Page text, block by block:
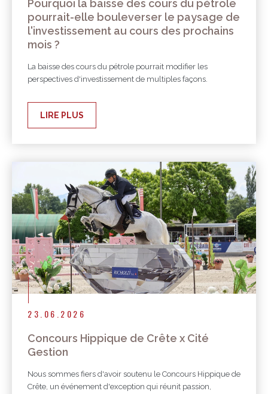
Pourquoi la baisse des cours du pétrole
pourrait-elle bouleverser le paysage de
l'investissement au cours des prochains
mois ?
La baisse des cours du pétrole pourrait modifier les
perspectives d'investissement de multiples façons.
LIRE PLUS
23.06.2026
Concours Hippique de Crête x Cité
Gestion
Nous sommes fiers d'avoir soutenu le Concours Hippique de
Crête, un événement d'exception qui réunit passion,